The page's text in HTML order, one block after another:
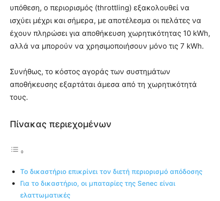
υπόθεση, ο περιορισμός (throttling) εξακολουθεί να
ισχύει μέχρι και σήμερα, με αποτέλεσμα οι πελάτες να
έχουν πληρώσει για αποθήκευση χωρητικότητας 10 kWh,
αλλά να μπορούν να χρησιμοποιήσουν μόνο τις 7 kWh.
Συνήθως, το κόστος αγοράς των συστημάτων
αποθήκευσης εξαρτάται άμεσα από τη χωρητικότητά
τους.
Πίνακας περιεχομένων
Το δικαστήριο επικρίνει τον διετή περιορισμό απόδοσης
Για το δικαστήριο, οι μπαταρίες της Senec είναι
ελαττωματικές